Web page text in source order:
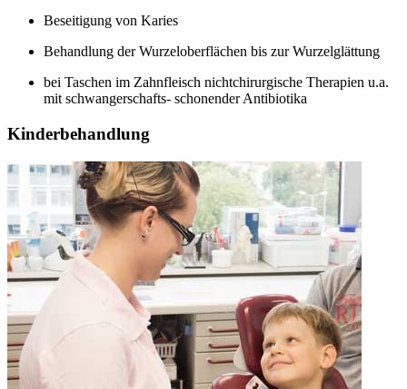
Beseitigung von Karies
Behandlung der Wurzeloberflächen bis zur Wurzelglättung
bei Taschen im Zahnfleisch nichtchirurgische Therapien u.a.
mit schwangerschafts- schonender Antibiotika
Kinderbehandlung